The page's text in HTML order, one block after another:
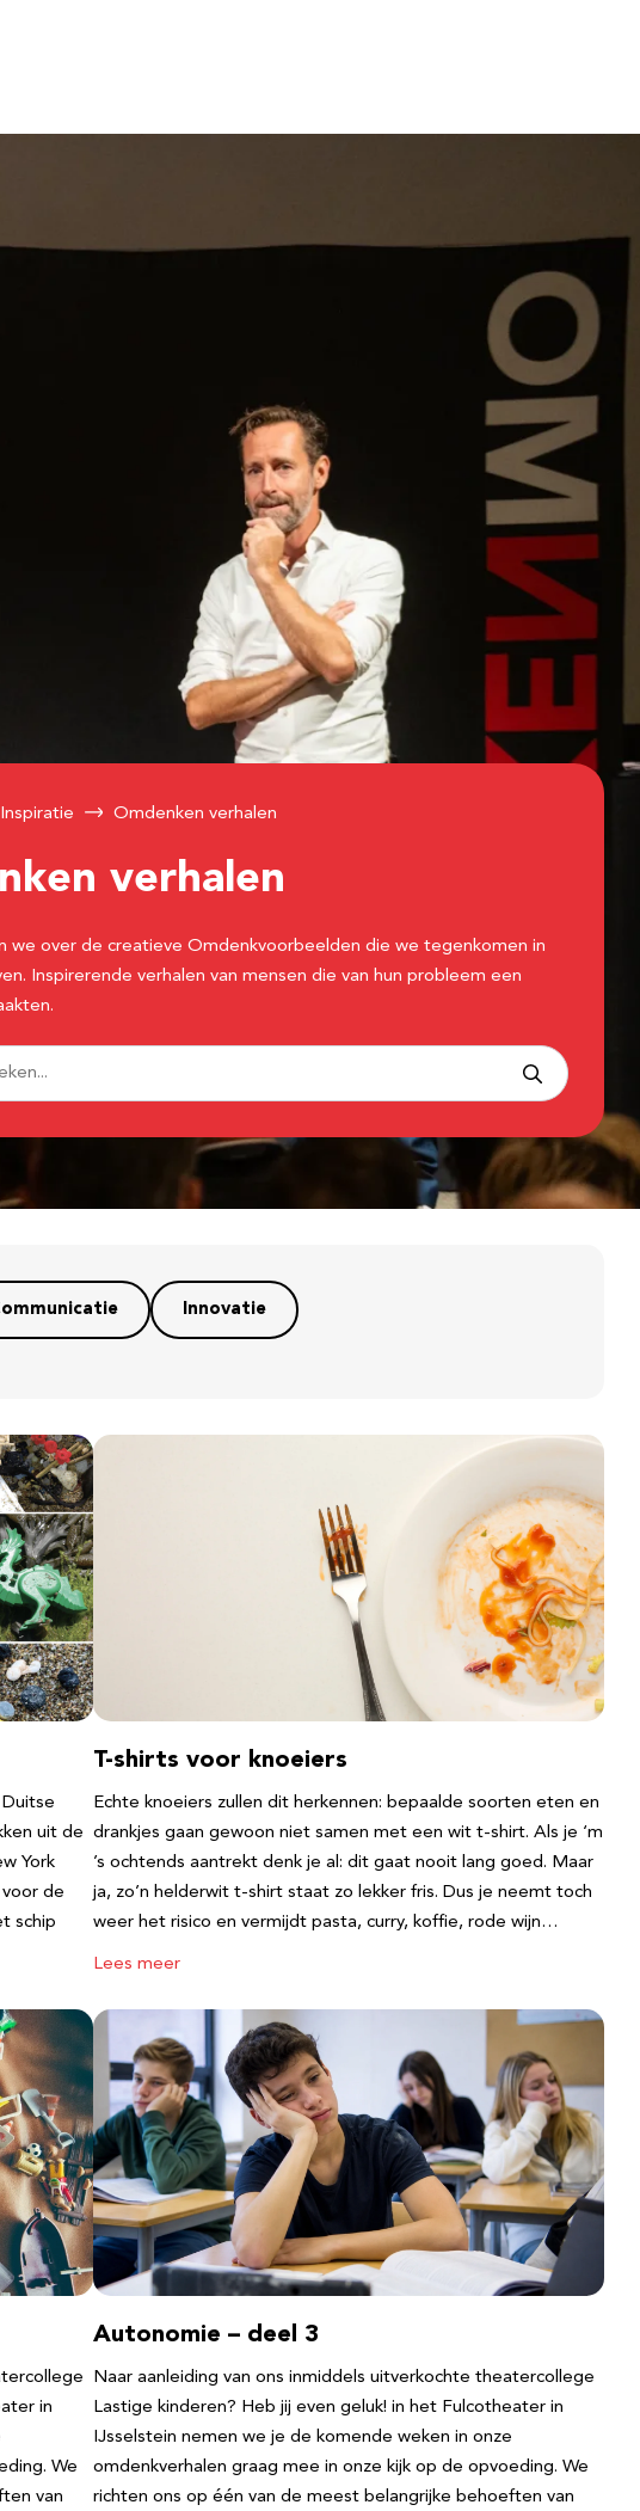
Inspiratie Omdenken verhalen
verhalen
we over de creatieve Omdenkvoorbeelden die we tegenkomen in
Inspirerende verhalen van mensen die van hun probleem een
Innovatie
uit de
York
de
schip
T-shirts voor knoeiers
Echte knoeiers zullen dit herkennen: bepaalde soorten eten en
drankjes gaan gewoon niet samen met een wit t-shirt. Als je ‘m
’s ochtends aantrekt denk je al: dit gaat nooit lang goed. Maar
ja, zo’n helderwit t-shirt staat zo lekker fris. Dus je neemt toch
weer het risico en vermijdt pasta, curry, koffie, rode wijn…
Lees meer
in
We
van
Autonomie – deel 3
Naar aanleiding van ons inmiddels uitverkochte theatercollege
Lastige kinderen? Heb jij even geluk! in het Fulcotheater in
IJsselstein nemen we je de komende weken in onze
omdenkverhalen graag mee in onze kijk op de opvoeding. We
richten ons op één van de meest belangrijke behoeften van